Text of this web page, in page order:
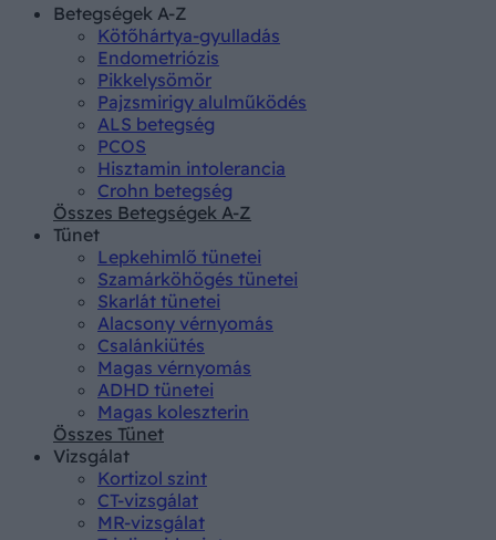
Betegségek A-Z
Kötőhártya-gyulladás
Endometriózis
Pikkelysömör
Pajzsmirigy alulműködés
ALS betegség
PCOS
Hisztamin intolerancia
Crohn betegség
Összes Betegségek A-Z
Tünet
Lepkehimlő tünetei
Szamárköhögés tünetei
Skarlát tünetei
Alacsony vérnyomás
Csalánkiütés
Magas vérnyomás
ADHD tünetei
Magas koleszterin
Összes Tünet
Vizsgálat
Kortizol szint
CT-vizsgálat
MR-vizsgálat